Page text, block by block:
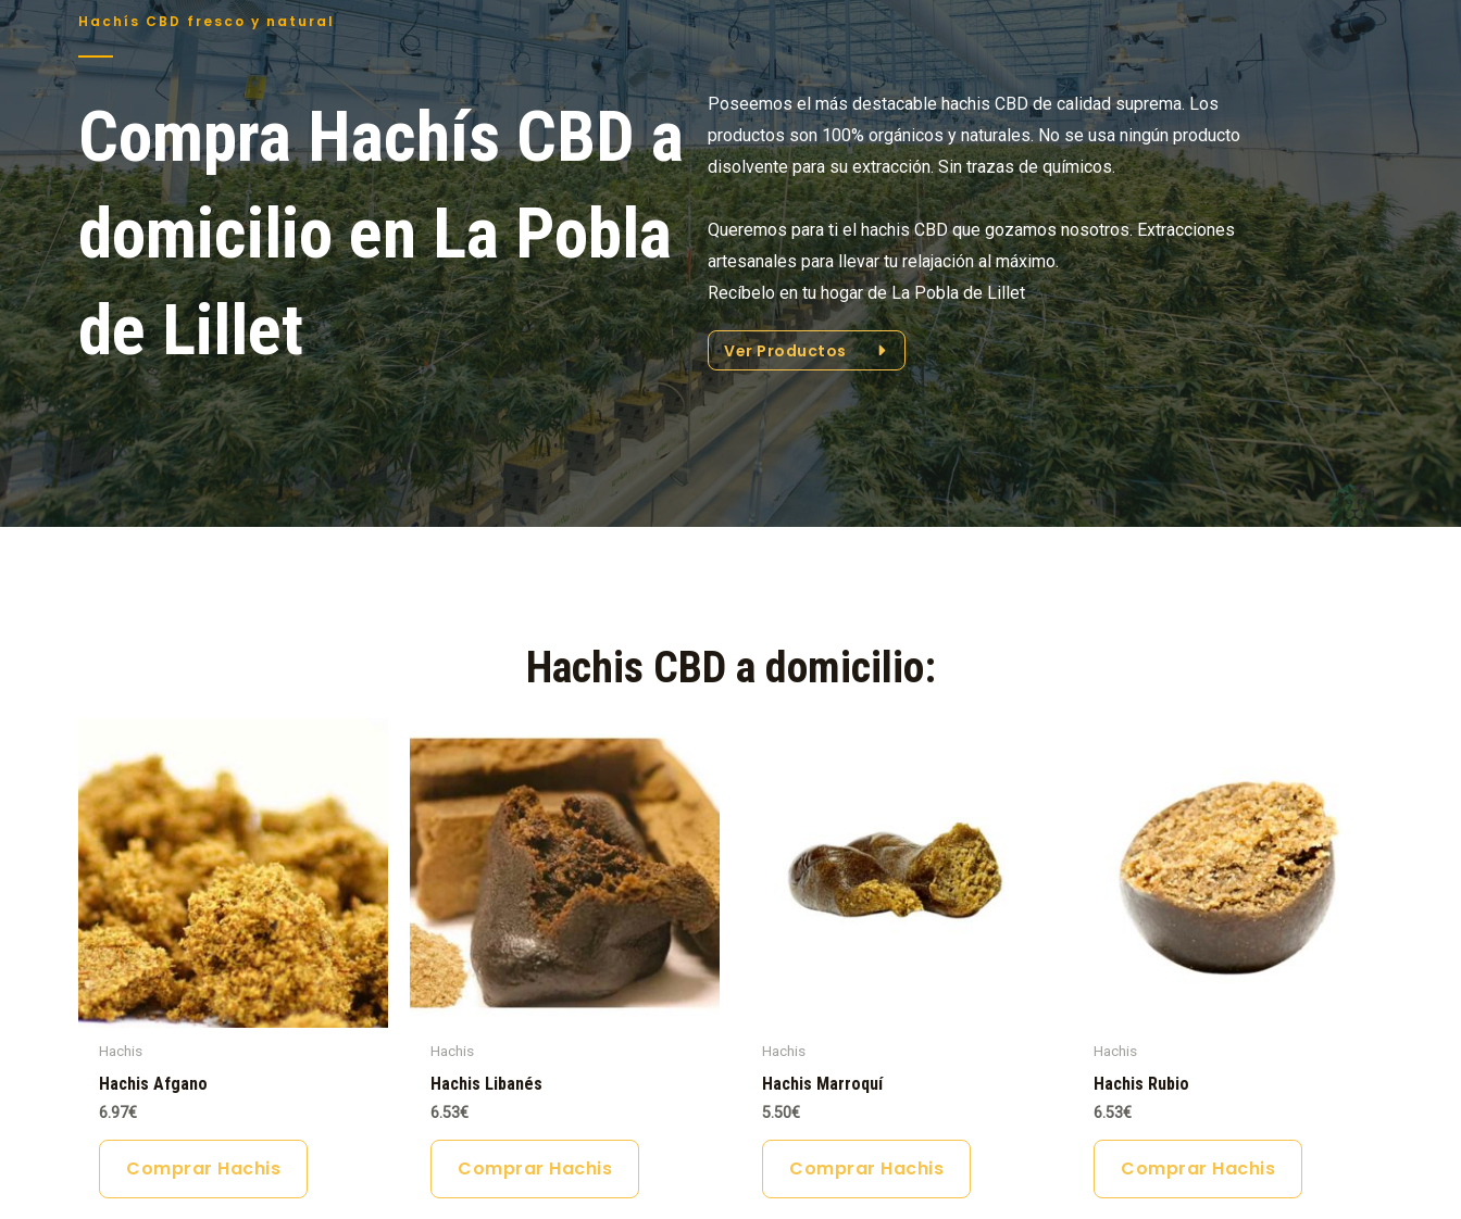
Hachís CBD fresco y natural
Compra Hachís CBD a
domicilio en La Pobla
de Lillet
Poseemos el más destacable hachis CBD de calidad suprema. Los
productos son 100% orgánicos y naturales. No se usa ningún producto
disolvente para su extracción. Sin trazas de químicos.
Queremos para ti el hachis CBD que gozamos nosotros. Extracciones
artesanales para llevar tu relajación al máximo.
Recíbelo en tu hogar de La Pobla de Lillet
Ver Productos
Hachis CBD a domicilio:​
Hachis
Hachis Afgano
6.97€
Comprar Hachis
Hachis
Hachis Libanés
6.53€
Comprar Hachis
Hachis
Hachis Marroquí
5.50€
Comprar Hachis
Hachis
Hachis Rubio
6.53€
Comprar Hachis